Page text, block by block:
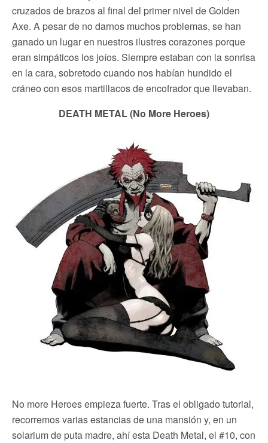
cruzados de brazos al final del primer nivel de Golden
Axe. A pesar de no darnos muchos problemas, se han
ganado un lugar en nuestros ilustres corazones porque
eran simpáticos los joíos. Siempre estaban con la sonrisa
en la cara, sobretodo cuando nos habían hundido el
cráneo con esos martillacos de encofrador que llevaban.
DEATH METAL (No More Heroes)
No more Heroes empieza fuerte. Tras el obligado tutorial,
recorremos varias estancias de una mansión y, en un
solarium de puta madre, ahí esta Death Metal, el #10, con